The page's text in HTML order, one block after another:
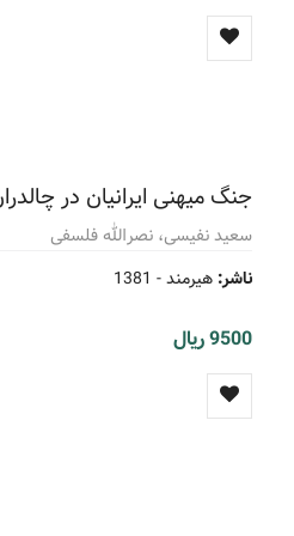
جنگ میهنی ایرانیان در
سعید نفیسی، نصرالله فلسفی
ناشر: هیرمند - 1381
9500 ریال